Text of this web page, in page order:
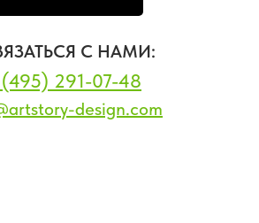
С НАМИ:
291-07-48
design.com